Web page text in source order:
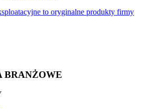
to oryginalne produkty firmy
BRANŻOWE